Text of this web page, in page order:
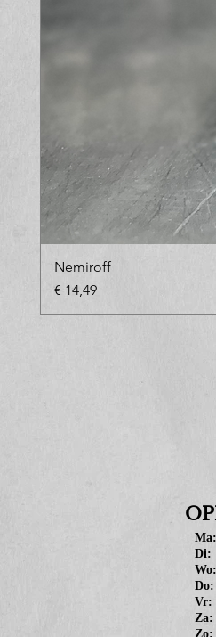
Nemiroff
Prijs
€ 14,49
Ma:
Di:
Wo:
Do:
Vr:
Za:
Zo: